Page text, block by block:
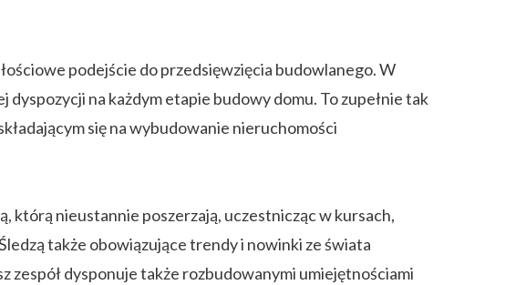
podejście do przedsięwzięcia budowlanego. W
dyspozycji na każdym etapie budowy domu. To zupełnie tak
się na wybudowanie nieruchomości
którą nieustannie poszerzają, uczestnicząc w kursach,
także obowiązujące trendy i nowinki ze świata
dysponuje także rozbudowanymi umiejętnościami